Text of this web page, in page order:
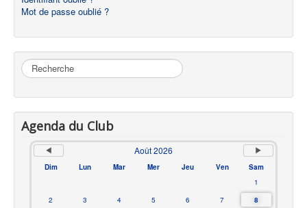
Mot de passe oublié ?
Rechercher
Agenda du Club
Août 2026
Dim Lun Mar Mer Jeu Ven
Sam
1
2
3 4 5 6 7
8